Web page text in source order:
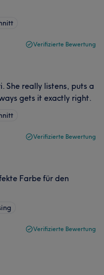
Verifizierte Bewertung
She really listens, puts a
gets it exactly right.
Verifizierte Bewertung
Farbe für den
Verifizierte Bewertung